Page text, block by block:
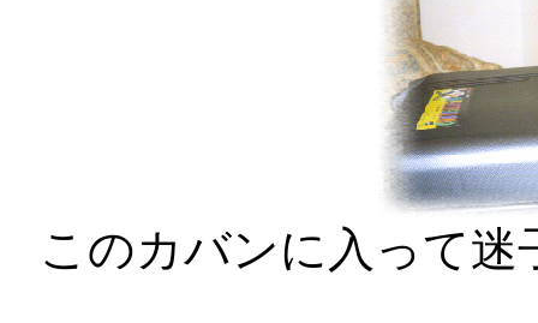
このカバンに入って